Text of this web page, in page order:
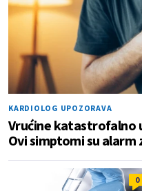
KARDIOLOG UPOZORAVA
Vrućine katastrofalno
Ovi simptomi su alarm
0